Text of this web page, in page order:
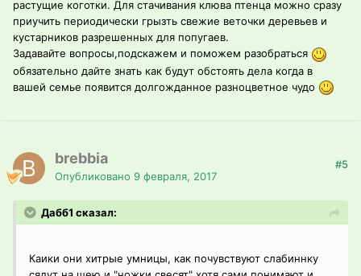
растущие коготки. Для стачивания клюва птенца можно сразу
приучить периодически грызть свежие веточки деревьев и
кустарников разрешенных для попугаев.
Задавайте вопросы,подскажем и поможем разобраться
обязательно дайте знать как будут обстоять дела когда в
вашей семье появится долгожданное разноцветное чудо
brebbia
Опубликовано 9 февраля, 2017
#5
Дабб1 сказал:
Каики они хитрые умницы, как почувствуют слабиннку